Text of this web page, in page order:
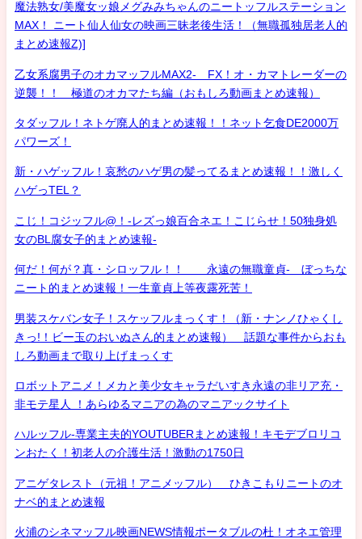
魔法熟女/美魔女ッ娘メグみみちゃんのニートッフルステーション
MAX！ ニート仙人仙女の映画三昧老後生活！（無職孤独居老人的
まとめ速報Z)]
乙女系腐男子のオカマッフルMAX2- FX！オ・カマトレーダーの
逆襲！！ 極道のオカマたち編（おもしろ動画まとめ速報）
タダッフル！ネトゲ廃人的まとめ速報！！ネット乞食DE2000万
パワーズ！
新・ハゲッフル！哀愁のハゲ男の髪ってるまとめ速報！！激しく
ハゲっTEL？
こじ！コジッフル@！-レズっ娘百合ネエ！こじらせ！50独身処
女のBL腐女子的まとめ速報-
何だ！何が？真・シロッフル！！ 永遠の無職童貞- ぼっちな
ニート的まとめ速報！一生童貞上等夜露死苦！
男装スケバン女子！スケッフルまっくす！（新・ナンノひゃくし
きっ!！ビー玉のおいぬさん的まとめ速報） 話題な事件からおも
しろ動画まで取り上げまっくす
ロボットアニメ！メカと美少女キャラだいすき永遠の非リア充・
非モテ星人 ！あらゆるマニアの為のマニアックサイト
ハルッフル-専業主夫的YOUTUBERまとめ速報！キモデブロリコ
ンおたく！初老人の介護生活！激動の1750日
アニゲタレスト（元祖！アニメッフル） ひきこもりニートのオ
ナベ的まとめ速報
火浦のシネマッフル映画NEWS情報ポータブルの杜！オネエ管理